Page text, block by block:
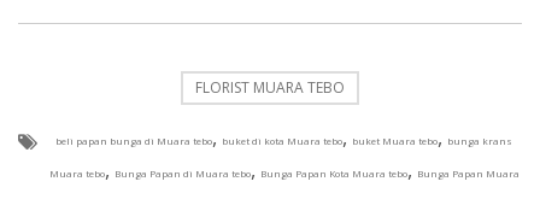
FLORIST MUARA TEBO
beli papan bunga di Muara tebo, buket di kota Muara tebo, buket Muara tebo, bunga krans
Muara tebo, Bunga Papan di Muara tebo, Bunga Papan Kota Muara tebo, Bunga Papan Muara